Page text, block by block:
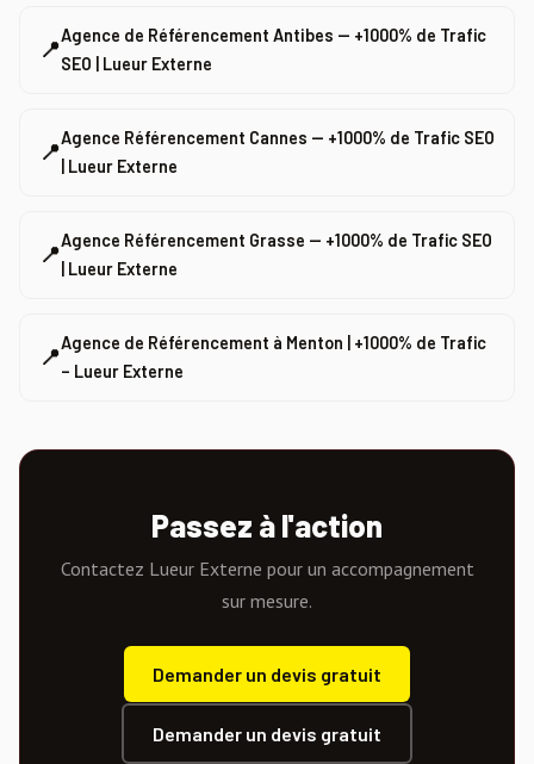
📍
Agence de Référencement Antibes — +1000% de Trafic
SEO | Lueur Externe
📍
Agence Référencement Cannes — +1000% de Trafic SEO
| Lueur Externe
📍
Agence Référencement Grasse — +1000% de Trafic SEO
| Lueur Externe
📍
Agence de Référencement à Menton | +1000% de Trafic
– Lueur Externe
Passez à l'action
Contactez Lueur Externe pour un accompagnement
sur mesure.
Demander un devis gratuit
Demander un devis gratuit